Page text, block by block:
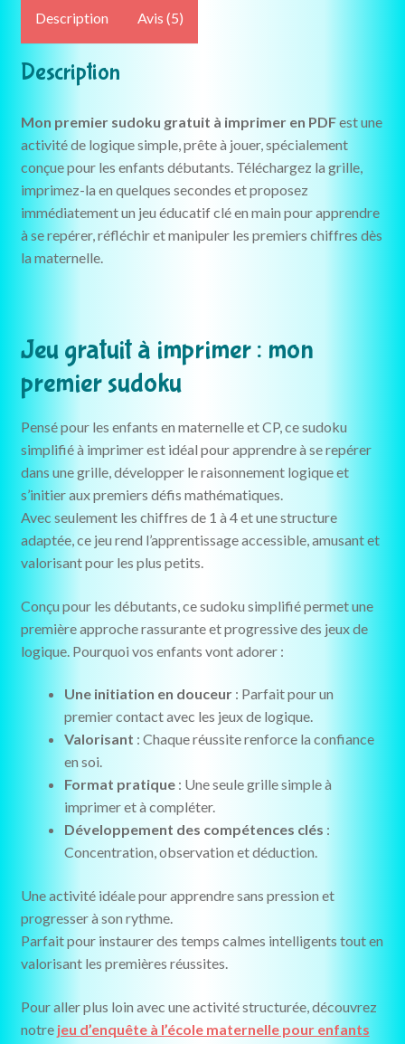
Description Avis (5)
Description
Mon premier sudoku gratuit à imprimer en PDFest une
activité de logique simple, prête à jouer, spécialement
conçue pour les enfants débutants. Téléchargez la grille,
imprimez-la en quelques secondes et proposez
immédiatement un jeu éducatif clé en main pour apprendre
à se repérer, réfléchir et manipuler les premiers chiffres dès
la maternelle.
Jeu gratuit à imprimer : mon
premier sudoku
Pensé pour les enfants en maternelle et CP, ce sudoku
simplifié à imprimer est idéal pour apprendre à se repérer
dans une grille, développer le raisonnement logique et
s’initier aux premiers défis mathématiques.
Avec seulement les chiffres de 1 à 4 et une structure
adaptée, ce jeu rend l’apprentissage accessible, amusant et
valorisant pour les plus petits.
Conçu pour les débutants, ce sudoku simplifié permet une
première approche rassurante et progressive des jeux de
logique. Pourquoi vos enfants vont adorer :
Une initiation en douceur: Parfait pour un
premier contact avec les jeux de logique.
Valorisant : Chaque réussite renforce la confiance
en soi.
Format pratique: Une seule grille simple à
imprimer et à compléter.
Développement des compétences clés :
Concentration, observation et déduction.
Une activité idéale pour apprendre sans pression et
progresser à son rythme.
Parfait pour instaurer des temps calmes intelligents tout en
valorisant les premières réussites.
Pour aller plus loin avec une activité structurée, découvrez
notre jeu d’enquête à l’école maternelle pour enfants